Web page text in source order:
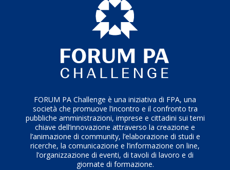
FORUM PA Challenge è una iniziativa di FPA, una
società che promuove l’incontro e il confronto tra
pubbliche amministrazioni, imprese e cittadini sui temi
chiave dell’innovazione attraverso la creazione e
l’animazione di community, l’elaborazione di studi e
ricerche, la comunicazione e l’informazione on line,
l’organizzazione di eventi, di tavoli di lavoro e di
giornate di formazione.